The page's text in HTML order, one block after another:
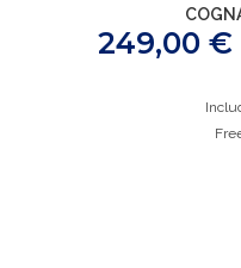
249,00 €